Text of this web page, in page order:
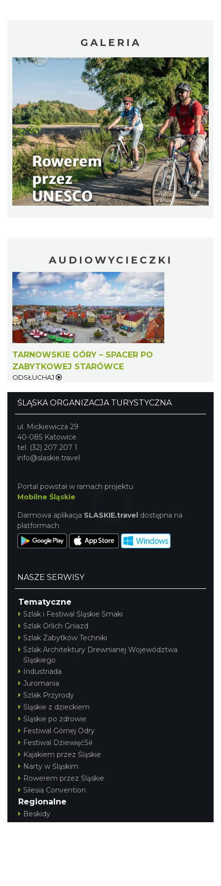
OFF Festival 2026
Katowice
2026-08-07
21.85 km
GALERIA
AUDIOWYCIECZKI
TARNOWSKIE GÓRY – SPACER PO
ZABYTKOWEJ STARÓWCE
ODSŁUCHAJ
ŚLĄSKA ORGANIZACJA TURYSTYCZNA
ul. Mickiewicza 29
40-085 Katowice
tel. (32) 207 207 1
info@slaskie.travel
Portal powstał w ramach projektu
Mobilne Śląskie
Darmowa aplikacja SLASKIE.travel dostępna na
platformach
NASZE SERWISY
Tematyczne
Szlak i Festiwal Śląskie Smaki
Szlak Orlich Gniazd
Szlak Zabytków Techniki
Szlak Architektury Drewnianej Województwa
Śląskiego
Industriada
Juromania
Szlak Przyrody
Śląskie z dzieckiem
Śląskie po zdrowie
Festiwal Górnej Odry
Festiwal DziewięćSił
Kajakiem przez Śląskie
Narty w Śląskim
Rowerem przez Śląskie
Silesia Convention
Regionalne
Beskidy